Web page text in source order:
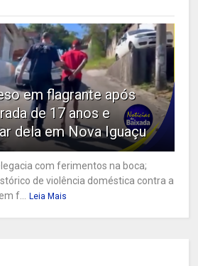
em flagrante após
de 17 anos e
dela em Nova Iguaçu
com ferimentos na boca;
de violência doméstica contra a
f...
Leia Mais